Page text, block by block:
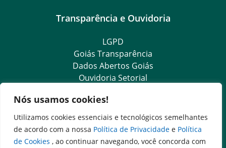
Nós usamos cookies!
Utilizamos cookies essenciais e tecnológicos semelhantes
de acordo com a nossa Política de Privacidade e Política
de Cookies , ao continuar navegando, você concorda com
Transparência e Ouvidoria
LGPD
Goiás Transparência
Dados Abertos Goiás
Ouvidoria Setorial
e-SIC – Serviço Eletrônico de Informação ao Cidadão
OS Transparência
Ouvidoria Setorial (Presencial)